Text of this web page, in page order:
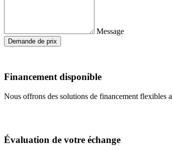
Message
Demande de prix
Financement disponible
Nous offrons des solutions de financement flexibles
Évaluation de votre échange